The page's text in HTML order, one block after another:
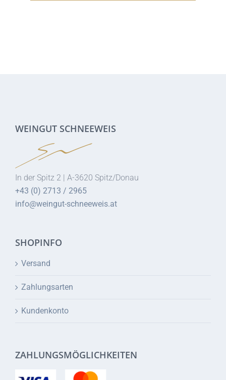
WEINGUT SCHNEEWEIS
In der Spitz 2 | A-3620 Spitz/Donau
+43 (0) 2713 / 2965
info@weingut-schneeweis.at
SHOPINFO
Versand
Zahlungsarten
Kundenkonto
ZAHLUNGSMÖGLICHKEITEN